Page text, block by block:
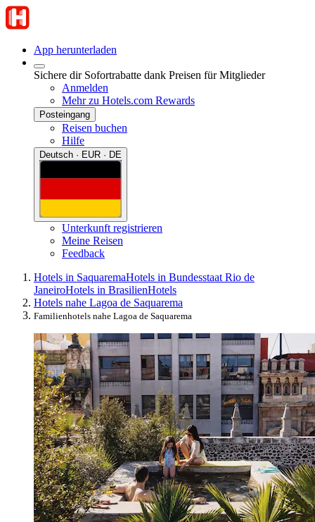
App herunterladen
Sichere dir Sofortrabatte dank Preisen für Mitglieder
Anmelden
Mehr zu Hotels.com Rewards
Posteingang
Reisen buchen
Hilfe
Deutsch · EUR · DE
Unterkunft registrieren
Meine Reisen
Feedback
Hotels in SaquaremaHotels in Bundesstaat Rio de
JaneiroHotels in BrasilienHotels
Hotels nahe Lagoa de Saquarema
Familienhotels nahe Lagoa de Saquarema